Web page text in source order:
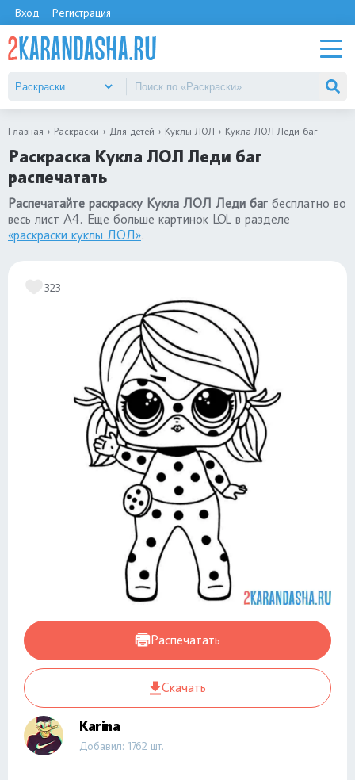
Вход Регистрация
Главная Раскраски Для детей Куклы ЛОЛ Кукла ЛОЛ Леди баг
Раскраска Кукла ЛОЛ Леди баг
распечатать
Распечатайте раскраску Кукла ЛОЛ Леди баг бесплатно во
весь лист А4. Еще больше картинок LOL в разделе
«раскраски куклы ЛОЛ».
323
Распечатать
Скачать
Karina
Добавил: 1762 шт.